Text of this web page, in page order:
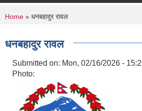
You are here
Home » धनबहादुर रावल
धनबहादुर रावल
Submitted on: Mon, 02/16/2026 -
Photo: